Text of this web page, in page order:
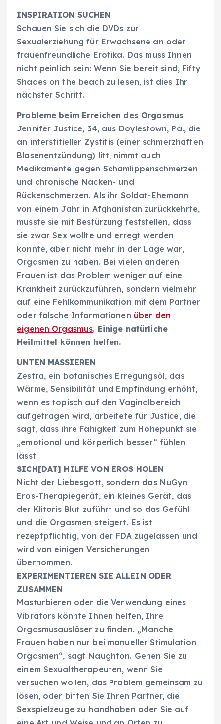
INSPIRATION SUCHEN
Schauen Sie sich die DVDs zur
Sexualerziehung für Erwachsene an oder
frauenfreundliche Erotika. Das muss Ihnen
nicht peinlich sein: Wenn Sie bereit sind, Fifty
Shades on the beach zu lesen, ist dies Ihr
nächster Schritt.
Probleme beim Erreichen des Orgasmus
Jennifer Justice, 34, aus Doylestown, Pa., die
an interstitieller Zystitis (einer schmerzhaften
Blasenentzündung) litt, nimmt auch
Medikamente gegen Schamlippenschmerzen
und chronische Nacken- und
Rückenschmerzen. Als ihr Soldat-Ehemann
von einem Jahr in Afghanistan zurückkehrte,
musste sie mit Bestürzung feststellen, dass
sie zwar Sex wollte und erregt werden
konnte, aber nicht mehr in der Lage war,
Orgasmen zu haben. Bei vielen anderen
Frauen ist das Problem weniger auf eine
Krankheit zurückzuführen, sondern vielmehr
auf eine Fehlkommunikation mit dem Partner
oder falsche Informationen über den
eigenen Orgasmus. Einige natürliche
Heilmittel können helfen.
UNTEN MASSIEREN
Zestra, ein botanisches Erregungsöl, das
Wärme, Sensibilität und Empfindung erhöht,
wenn es topisch auf den Vaginalbereich
aufgetragen wird, arbeitete für Justice, die
sagt, dass ihre Fähigkeit zum Höhepunkt sie
„emotional und körperlich besser“ fühlen
lässt.
SICH[DAT] HILFE VON EROS HOLEN
Nicht der Liebesgott, sondern das NuGyn
Eros-Therapiegerät, ein kleines Gerät, das
der Klitoris Blut zuführt und so das Gefühl
und die Orgasmen steigert. Es ist
rezeptpflichtig, von der FDA zugelassen und
wird von einigen Versicherungen
übernommen.
EXPERIMENTIEREN SIE ALLEIN ODER
ZUSAMMEN
Masturbieren oder die Verwendung eines
Vibrators könnte Ihnen helfen, Ihre
Orgasmusauslöser zu finden. „Manche
Frauen haben nur bei manueller Stimulation
Orgasmen“, sagt Naughton. Gehen Sie zu
einem Sexualtherapeuten, wenn Sie
versuchen wollen, das Problem gemeinsam zu
lösen, oder bitten Sie Ihren Partner, die
Sexspielzeuge zu handhaben oder Sie auf